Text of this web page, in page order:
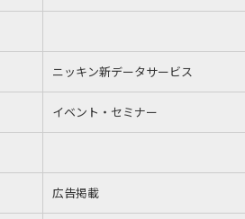
ニッキン新データサービス
イベント・セミナー
広告掲載